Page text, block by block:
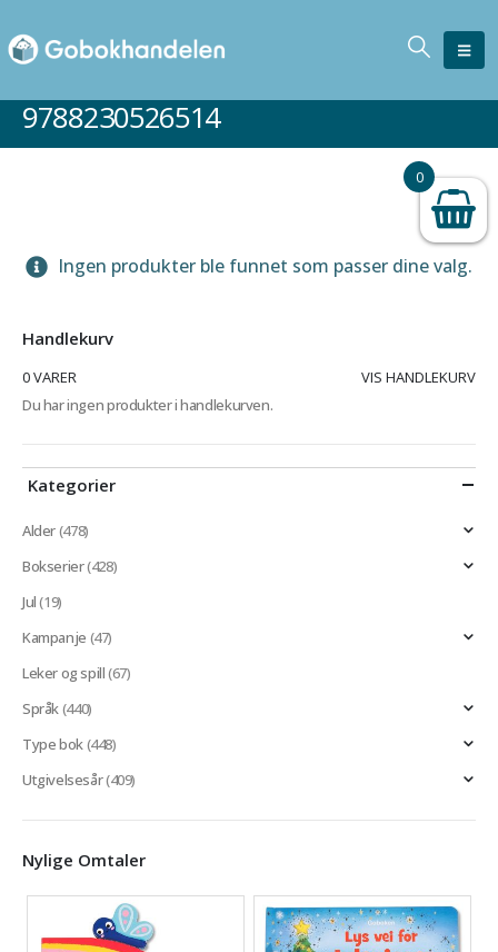
9788230526514
Ingen produkter ble funnet som passer dine valg.
Handlekurv
0 VARER
VIS HANDLEKURV
Du har ingen produkter i handlekurven.
Kategorier
Alder(478)
Bokserier(428)
Jul(19)
Kampanje (47)
Leker og spill(67)
Språk(440)
Type bok(448)
Utgivelsesår(409)
Nylige Omtaler
0